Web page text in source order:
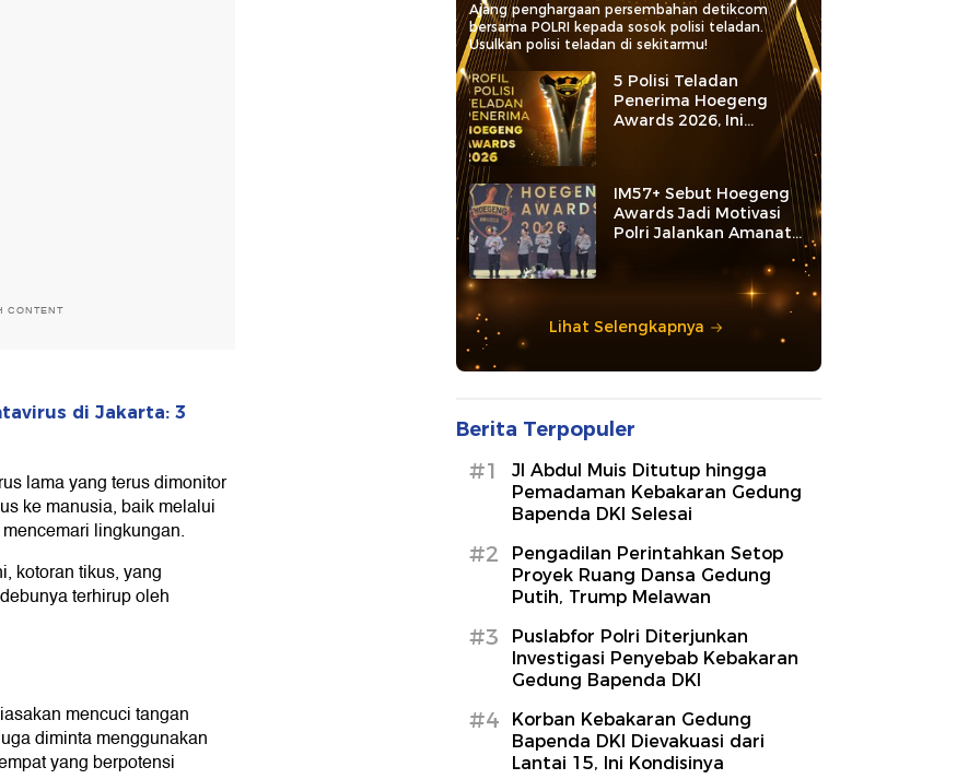
CONTENT
di Jakarta: 3
lama yang terus dimonitor
ke manusia, baik melalui
lingkungan.
kotoran tikus, yang
terhirup oleh
mencuci tangan
diminta menggunakan
yang berpotensi
Ajang penghargaan persembahan detikcom
bersama POLRI kepada sosok polisi teladan.
Usulkan polisi teladan di sekitarmu!
5 Polisi Teladan
Penerima Hoegeng
Awards 2026, Ini
Kategori dan Kiprahnya
IM57+ Sebut Hoegeng
Awards Jadi Motivasi
Polri Jalankan Amanat
Lihat Selengkapnya
Berita Terpopuler
#1
Jl Abdul Muis Ditutup hingga
Pemadaman Kebakaran Gedung
Bapenda DKI Selesai
#2
Pengadilan Perintahkan Setop
Proyek Ruang Dansa Gedung
Putih, Trump Melawan
#3
Puslabfor Polri Diterjunkan
Investigasi Penyebab Kebakaran
Gedung Bapenda DKI
#4
Korban Kebakaran Gedung
Bapenda DKI Dievakuasi dari
Lantai 15, Ini Kondisinya